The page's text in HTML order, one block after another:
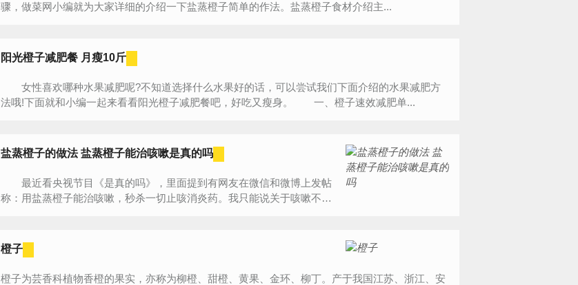
骤，做菜网小编就为大家详细的介绍一下盐蒸橙子简单的作法。盐蒸橙子食材介绍主...
阳光橙子减肥餐 月瘦10斤
女性喜欢哪种水果减肥呢?不知道选择什么水果好的话，可以尝试我们下面介绍的水果减肥方
法哦!下面就和小编一起来看看阳光橙子减肥餐吧，好吃又瘦身。 一、橙子速效减肥单...
盐蒸橙子的做法 盐蒸橙子能治咳嗽是真的吗
最近看央视节目《是真的吗》，里面提到有网友在微信和微博上发帖
称：用盐蒸橙子能治咳嗽，秒杀一切止咳消炎药。我只能说关于咳嗽不管
橙子
橙子为芸香科植物香橙的果实，亦称为柳橙、甜橙、黄果、金环、柳丁。产于我国江苏、浙江、安